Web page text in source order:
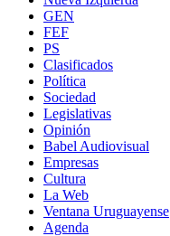
GEN
FEF
PS
Clasificados
Política
Sociedad
Legislativas
Opinión
Babel Audiovisual
Empresas
Cultura
La Web
Ventana Uruguayense
Agenda